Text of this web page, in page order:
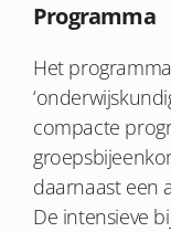
Programma
Het
compacte
daarnaast een
De intensieve